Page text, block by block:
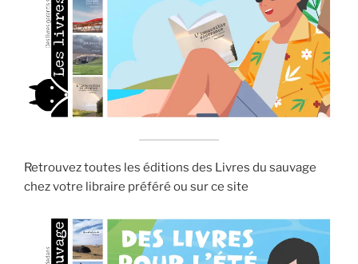
Retrouvez toutes les éditions des Livres du sauvage
chez votre libraire préféré ou sur ce site